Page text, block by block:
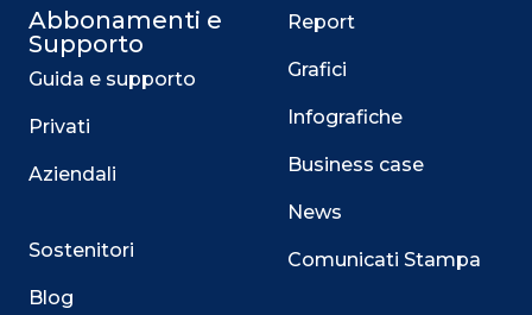
Abbonamenti e
Supporto
Guida e supporto
Privati
Aziendali
Sostenitori
Blog
Report
Grafici
Infografiche
Business case
News
Comunicati Stampa